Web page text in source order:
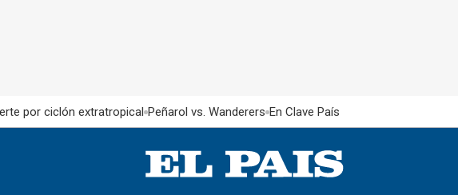
por ciclón extratropical Peñarol vs. Wanderers En Clave País